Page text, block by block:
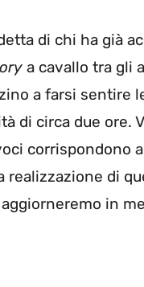
di chi ha già
a cavallo tra gli
a farsi sentire
di circa due ore.
corrispondono
realizzazione di
in